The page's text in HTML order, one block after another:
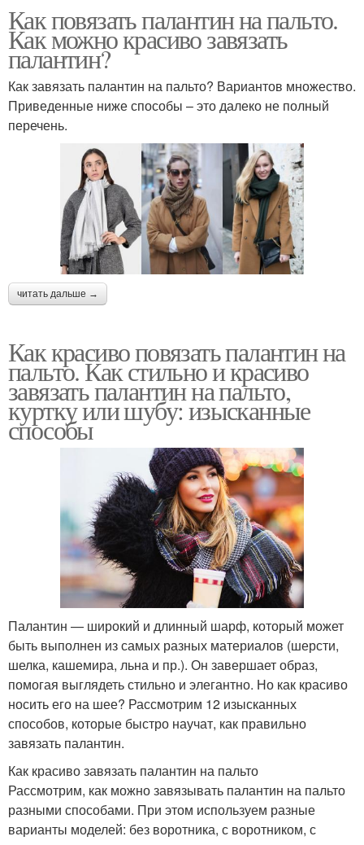
Как повязать палантин на пальто.
Как можно красиво завязать
палантин?
Как завязать палантин на пальто? Вариантов множество.
Приведенные ниже способы – это далеко не полный
перечень.
читать дальше →
Как красиво повязать палантин на
пальто. Как стильно и красиво
завязать палантин на пальто,
куртку или шубу: изысканные
способы
Палантин — широкий и длинный шарф, который может
быть выполнен из самых разных материалов (шерсти,
шелка, кашемира, льна и пр.). Он завершает образ,
помогая выглядеть стильно и элегантно. Но как красиво
носить его на шее? Рассмотрим 12 изысканных
способов, которые быстро научат, как правильно
завязать палантин.
Как красиво завязать палантин на пальто
Рассмотрим, как можно завязывать палантин на пальто
разными способами. При этом используем разные
варианты моделей: без воротника, с воротником, с